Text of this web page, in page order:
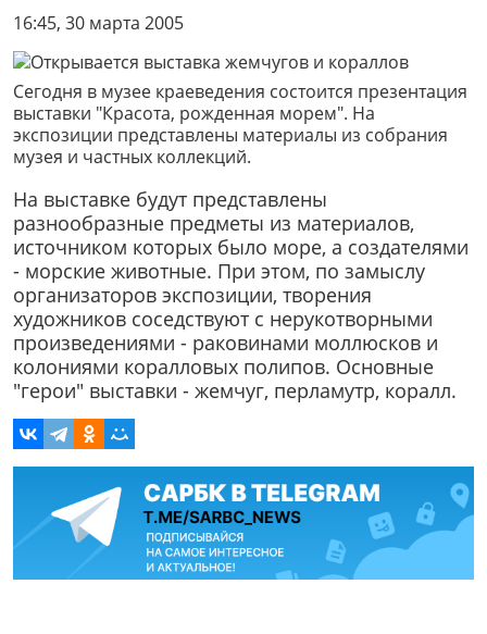
16:45, 30 марта 2005
Сегодня в музее краеведения состоится презентация
выставки "Красота, рожденная морем". На
экспозиции представлены материалы из собрания
музея и частных коллекций.
На выставке будут представлены
разнообразные предметы из материалов,
источником которых было море, а создателями
- морские животные. При этом, по замыслу
организаторов экспозиции, творения
художников соседствуют с нерукотворными
произведениями - раковинами моллюсков и
колониями коралловых полипов. Основные
"герои" выставки - жемчуг, перламутр, коралл.